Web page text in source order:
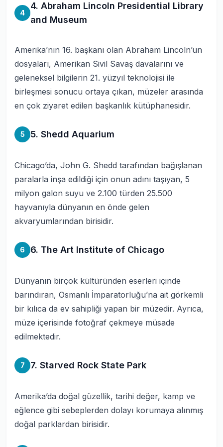
4
4. Abraham Lincoln Presidential Library
and Museum
Amerika’nın 16. başkanı olan Abraham Lincoln’un
dosyaları, Amerikan Sivil Savaş davalarını ve
geleneksel bilgilerin 21. yüzyıl teknolojisi ile
birleşmesi sonucu ortaya çıkan, müzeler arasında
en çok ziyaret edilen başkanlık kütüphanesidir.
5 5. Shedd Aquarium
Chicago’da, John G. Shedd tarafından bağışlanan
paralarla inşa edildiği için onun adını taşıyan, 5
milyon galon suyu ve 2.100 türden 25.500
hayvanıyla dünyanın en önde gelen
akvaryumlarından birisidir.
6 6. The Art Institute of Chicago
Dünyanın birçok kültüründen eserleri içinde
barındıran, Osmanlı İmparatorluğu’na ait görkemli
bir kılıca da ev sahipliği yapan bir müzedir. Ayrıca,
müze içerisinde fotoğraf çekmeye müsade
edilmektedir.
7 7. Starved Rock State Park
Amerika’da doğal güzellik, tarihi değer, kamp ve
eğlence gibi sebeplerden dolayı korumaya alınmış
doğal parklardan birisidir.